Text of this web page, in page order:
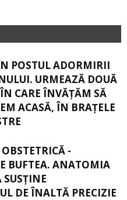
POSTUL ADORMIRII
URMEAZĂ DOUĂ
CARE ÎNVĂŢĂM SĂ
ACASĂ, ÎN BRAŢELE
-
BUFTEA. ANATOMIA
SUSŢINE
DE ÎNALTĂ PRECIZIE